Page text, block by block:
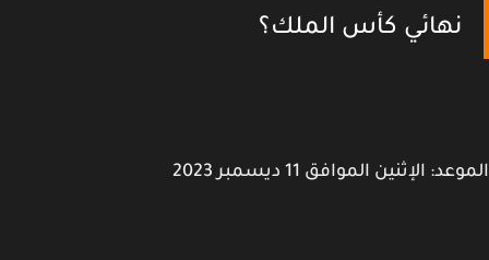
نهائي كأس الملك؟
الإثنين الموافق 11 ديسمبر 2023